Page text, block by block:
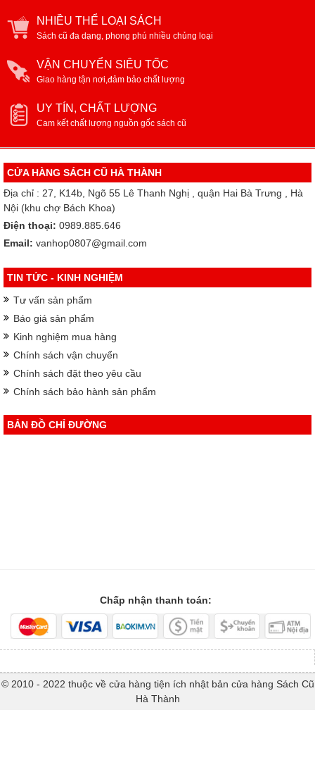
NHIỀU THỂ LOẠI SÁCH
Sách cũ đa dạng, phong phú nhiều chủng loại
VẬN CHUYỂN SIÊU TỐC
Giao hàng tận nơi,đảm bảo chất lượng
UY TÍN, CHẤT LƯỢNG
Cam kết chất lượng nguồn gốc sách cũ
CỬA HÀNG SÁCH CŨ HÀ THÀNH
Địa chỉ : 27, K14b, Ngõ 55 Lê Thanh Nghị , quận Hai Bà Trưng , Hà
Nội (khu chợ Bách Khoa)
Điện thoại: 0989.885.646
Email: vanhop0807@gmail.com
TIN TỨC - KINH NGHIỆM
Tư vấn sản phẩm
Báo giá sản phẩm
Kinh nghiệm mua hàng
Chính sách vận chuyển
Chính sách đặt theo yêu cầu
Chính sách bảo hành sản phẩm
BẢN ĐỒ CHỈ ĐƯỜNG
Chấp nhận thanh toán:
© 2010 - 2022 thuộc về cửa hàng tiện ích nhật bản cửa hàng Sách Cũ
Hà Thành